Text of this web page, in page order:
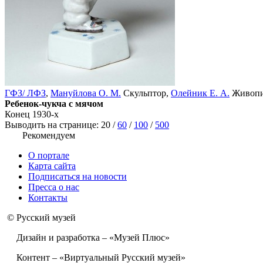
ГФЗ/ ЛФЗ, Мануйлова О. М. Скульптор, Олейник Е. А.
Ребенок-чукча с мячом
Конец 1930-х
Выводить на странице: 20 /60 / 100 / 500
Рекомендуем
О портале
Карта сайта
Подписаться на новости
Пресса о нас
Контакты
© Русский музей
Дизайн и разработка – «Музей Плюс»
Контент – «Виртуальный Русский музей»